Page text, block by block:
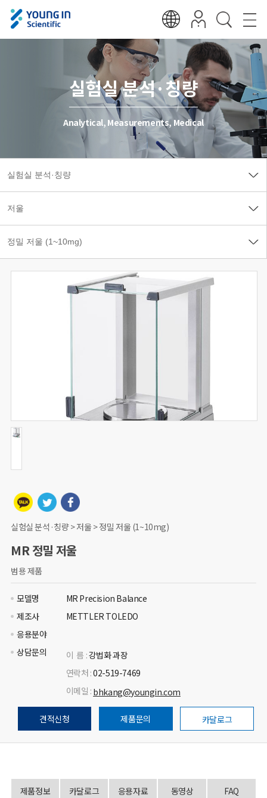
실험실 분석·칭량
Analytical, Measurements, Medical
실험실 분석·칭량 > 저울 > 정밀 저울 (1~10mg)
MR 정밀 저울
범용 제품
모델명
MR Precision Balance
제조사
METTLER TOLEDO
응용분야
상담문의
이 름 :강법화 과장
연락처 :02-519-7469
이메일 : bhkang@youngin.com
견적신청 제품문의 카달로그
제품정보 카달로그 응용자료 동영상 FAQ